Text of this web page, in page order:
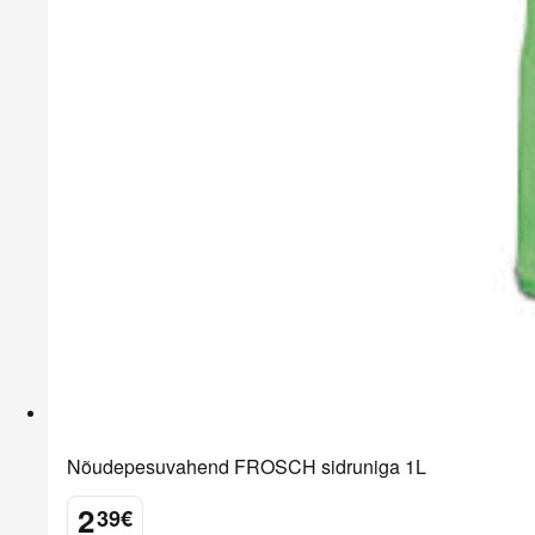
Nõudepesuvahend FROSCH sidruniga 1L
2
. 39€